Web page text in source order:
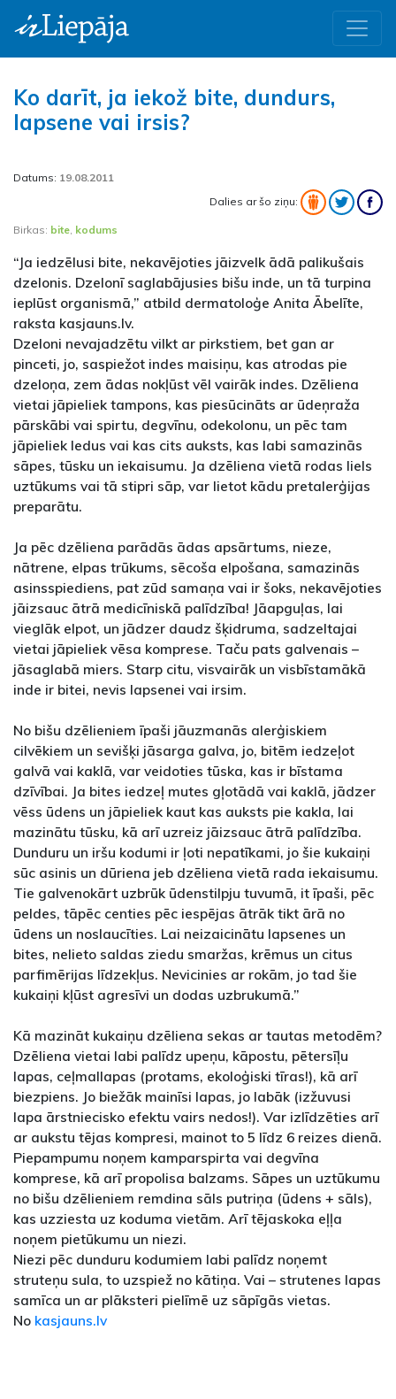
Ko darīt, ja iekož bite, dundurs,
lapsene vai irsis?
Datums: 19.08.2011
Dalies ar šo ziņu:
Birkas: bite kodums
“Ja iedzēlusi bite, nekavējoties jāizvelk ādā palikušais
dzelonis. Dzelonī saglabājusies bišu inde, un tā turpina
ieplūst organismā,” atbild dermatoloģe Anita Ābelīte,
raksta kasjauns.lv.
Dzeloni nevajadzētu vilkt ar pirkstiem, bet gan ar
pinceti, jo, saspiežot indes maisiņu, kas atrodas pie
dzeloņa, zem ādas nokļūst vēl vairāk indes. Dzēliena
vietai jāpieliek tampons, kas piesūcināts ar ūdeņraža
pārskābi vai spirtu, degvīnu, odekolonu, un pēc tam
jāpieliek ledus vai kas cits auksts, kas labi samazinās
sāpes, tūsku un iekaisumu. Ja dzēliena vietā rodas liels
uztūkums vai tā stipri sāp, var lietot kādu pretalerģijas
preparātu.
Ja pēc dzēliena parādās ādas apsārtums, nieze,
nātrene, elpas trūkums, sēcoša elpošana, samazinās
asinsspiediens, pat zūd samaņa vai ir šoks, nekavējoties
jāizsauc ātrā medicīniskā palīdzība! Jāapguļas, lai
vieglāk elpot, un jādzer daudz šķidruma, sadzeltajai
vietai jāpieliek vēsa komprese. Taču pats galvenais –
jāsaglabā miers. Starp citu, visvairāk un visbīstamākā
inde ir bitei, nevis lapsenei vai irsim.
No bišu dzēlieniem īpaši jāuzmanās alerģiskiem
cilvēkiem un sevišķi jāsarga galva, jo, bitēm iedzeļot
galvā vai kaklā, var veidoties tūska, kas ir bīstama
dzīvībai. Ja bites iedzeļ mutes gļotādā vai kaklā, jādzer
vēss ūdens un jāpieliek kaut kas auksts pie kakla, lai
mazinātu tūsku, kā arī uzreiz jāizsauc ātrā palīdzība.
Dunduru un iršu kodumi ir ļoti nepatīkami, jo šie kukaiņi
sūc asinis un dūriena jeb dzēliena vietā rada iekaisumu.
Tie galvenokārt uzbrūk ūdenstilpju tuvumā, it īpaši, pēc
peldes, tāpēc centies pēc iespējas ātrāk tikt ārā no
ūdens un noslaucīties. Lai neizaicinātu lapsenes un
bites, nelieto saldas ziedu smaržas, krēmus un citus
parfimērijas līdzekļus. Nevicinies ar rokām, jo tad šie
kukaiņi kļūst agresīvi un dodas uzbrukumā.”
Kā mazināt kukaiņu dzēliena sekas ar tautas metodēm?
Dzēliena vietai labi palīdz upeņu, kāpostu, pētersīļu
lapas, ceļmallapas (protams, ekoloģiski tīras!), kā arī
biezpiens. Jo biežāk mainīsi lapas, jo labāk (izžuvusi
lapa ārstniecisko efektu vairs nedos!). Var izlīdzēties arī
ar aukstu tējas kompresi, mainot to 5 līdz 6 reizes dienā.
Piepampumu noņem kamparspirta vai degvīna
komprese, kā arī propolisa balzams. Sāpes un uztūkumu
no bišu dzēlieniem remdina sāls putriņa (ūdens + sāls),
kas uzziesta uz koduma vietām. Arī tējaskoka eļļa
noņem pietūkumu un niezi.
Niezi pēc dunduru kodumiem labi palīdz noņemt
struteņu sula, to uzspiež no kātiņa. Vai – strutenes lapas
samīca un ar plāksteri pielīmē uz sāpīgās vietas.
No kasjauns.lv